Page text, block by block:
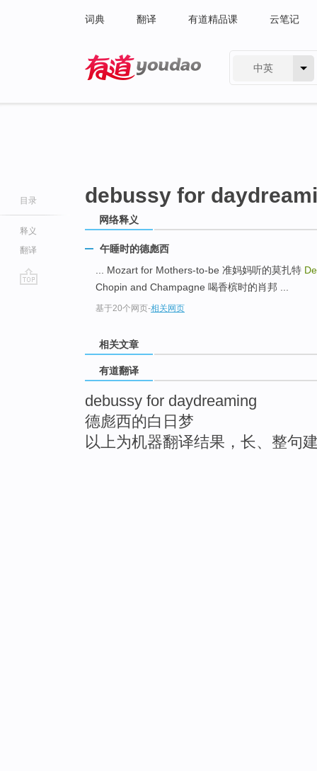
词典 翻译 有道精品课 云笔记
中英
目录
释义
翻译
debussy for
网络释义
午睡时的德彪西
... Mozart for Mothers-to-be 准妈妈听的莫扎特
Chopin and Champagne 喝香槟时的肖邦 ...
基于20个网页-相关网页
相关文章
有道翻译
debussy for daydreaming
德彪西的白日梦
以上为机器翻译结果，长、整句